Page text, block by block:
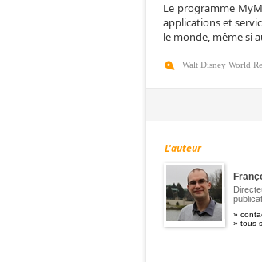
Le programme
applications et
le monde, même si
Walt Disney World
L'auteur
»
» tous